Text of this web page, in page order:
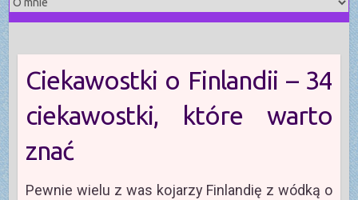
c
o
n
t
e
n
t
Ciekawostki o Finlandii – 34
ciekawostki, które warto
znać
Pewnie wielu z was kojarzy Finlandię z wódką o